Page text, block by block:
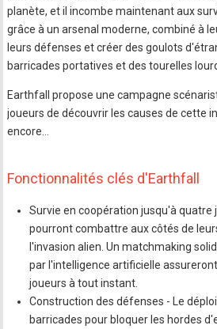
planète, et il incombe maintenant aux
grâce à un arsenal moderne, combiné à
leurs défenses et créer des goulots
barricades portatives et des tourelles
Earthfall propose une campagne
joueurs de découvrir les causes de cette
encore…
Fonctionnalités clés d'Earthfall
Survie en coopération jusqu'à quatre
pourront combattre aux côtés de
l'invasion alien. Un matchmaking
par l'intelligence artificielle
joueurs à tout instant.
Construction des défenses - Le
barricades pour bloquer les hordes